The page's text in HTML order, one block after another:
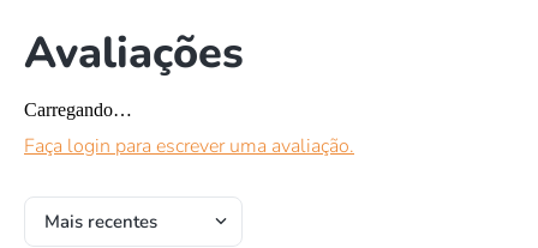
Avaliações
Carregando…
Faça login para escrever uma avaliação.
Mais recentes